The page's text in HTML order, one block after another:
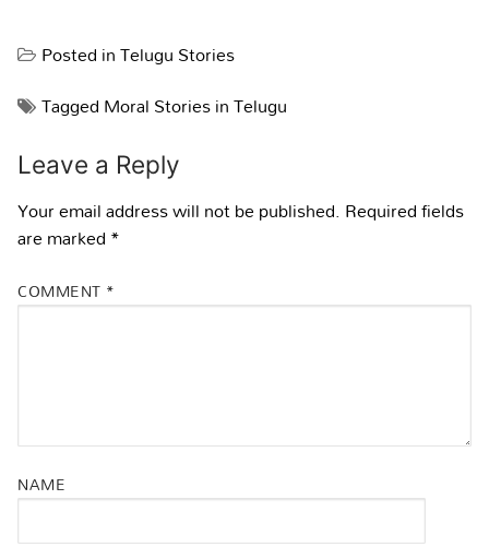
Posted inTelugu Stories
TaggedMoral Stories in Telugu
Leave a Reply
Your email address will not be published. Required fields
are marked*
COMMENT *
NAME